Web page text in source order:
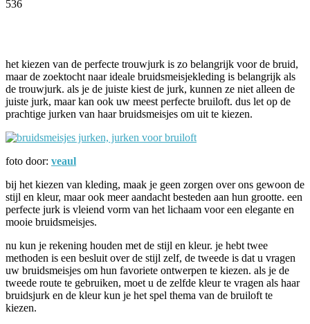
536
het kiezen van de perfecte trouwjurk is zo belangrijk voor de bruid,
maar de zoektocht naar ideale bruidsmeisjekleding is belangrijk als
de trouwjurk. als je de juiste kiest de jurk, kunnen ze niet alleen de
juiste jurk, maar kan ook uw meest perfecte bruiloft. dus let op de
prachtige jurken van haar bruidsmeisjes om uit te kiezen.
foto door: veaul
bij het kiezen van kleding, maak je geen zorgen over ons gewoon de
stijl en kleur, maar ook meer aandacht besteden aan hun grootte. een
perfecte jurk is vleiend vorm van het lichaam voor een elegante en
mooie bruidsmeisjes.
nu kun je rekening houden met de stijl en kleur. je hebt twee
methoden is een besluit over de stijl zelf, de tweede is dat u vragen
uw bruidsmeisjes om hun favoriete ontwerpen te kiezen. als je de
tweede route te gebruiken, moet u de zelfde kleur te vragen als haar
bruidsjurk en de kleur kun je het spel thema van de bruiloft te
kiezen.